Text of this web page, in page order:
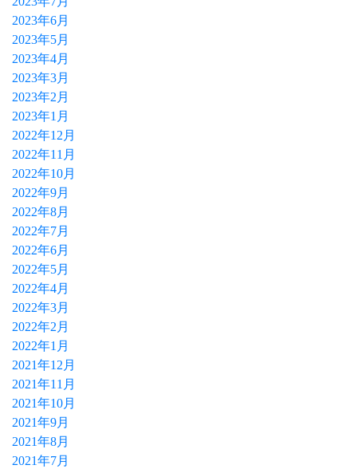
2023年6月
2023年5月
2023年4月
2023年3月
2023年2月
2023年1月
2022年12月
2022年11月
2022年10月
2022年9月
2022年8月
2022年7月
2022年6月
2022年5月
2022年4月
2022年3月
2022年2月
2022年1月
2021年12月
2021年11月
2021年10月
2021年9月
2021年8月
2021年7月